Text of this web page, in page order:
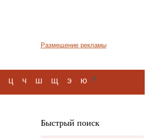
Размещение рекламы
ц ч ш щ э ю я
Быстрый поиск